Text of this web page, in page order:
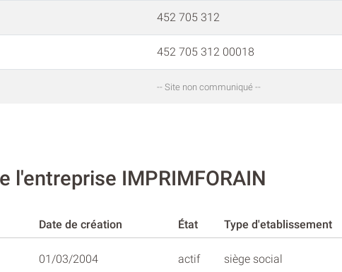
452 705 312
452 705 312 00018
-- Site non communiqué --
l'entreprise IMPRIMFORAIN
Date de création État Type d'etablissement
01/03/2004 actif siège social